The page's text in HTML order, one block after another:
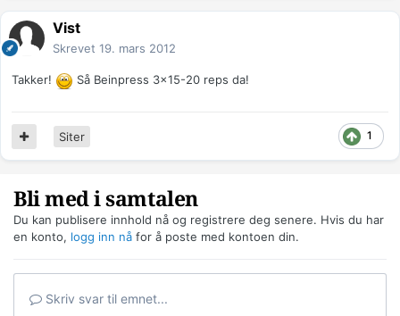
Vist
Skrevet 19. mars 2012
Takker! Så Beinpress 3x15-20 reps da!
1
Siter
Bli med i samtalen
Du kan publisere innhold nå og registrere deg senere. Hvis du har
en konto, logg inn nå for å poste med kontoen din.
Skriv svar til emnet...